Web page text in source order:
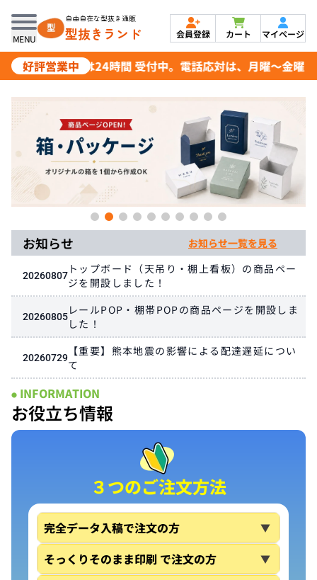
MENU
自由自在な型抜き通販
型抜きランド 会員登録 カート マイページ
好評営業中
ご注文は24時間 受付中。電話応対は、月曜～金曜
お知らせ お知らせ一覧を見る
20260807 トップボード（天吊り・棚上看板）の商品ペー
ジを開設しました！
20260805レールPOP・棚帯POPの商品ページを開設しま
した！
20260729 【重要】熊本地震の影響による配達遅延につい
て
● INFORMATION
お役立ち情報
３つのご注文方法
完全データ入稿で注文の方 ▼
そっくりそのまま印刷 で注文の方 ▼